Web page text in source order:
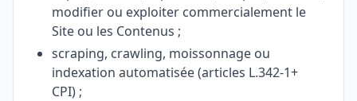
modifier ou exploiter commercialement le
Site ou les Contenus ;
scraping, crawling, moissonnage ou
indexation automatisée (articles L.342-1+
CPI) ;